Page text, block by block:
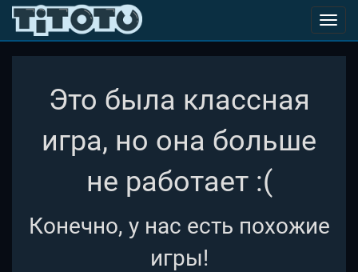
Это была классная
игра, но она больше
не работает :(
Конечно, у нас есть похожие
игры!